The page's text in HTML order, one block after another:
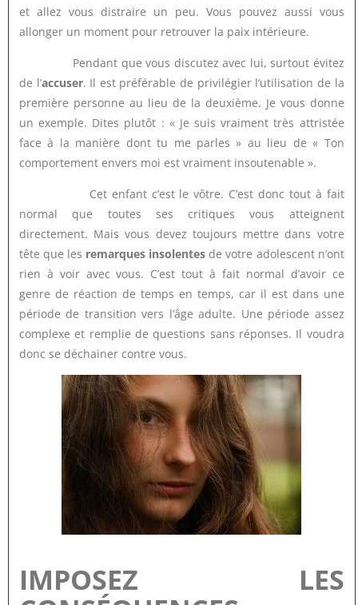
et allez vous distraire un peu. Vous pouvez aussi vous
allonger un moment pour retrouver la paix intérieure.
Pendant que vous discutez avec lui, surtout évitez
de l’accuser. Il est préférable de privilégier l’utilisation de la
première personne au lieu de la deuxième. Je vous donne
un exemple. Dites plutôt : « Je suis vraiment très attristée
face à la manière dont tu me parles » au lieu de « Ton
comportement envers moi est vraiment insoutenable ».
Cet enfant c’est le vôtre. C’est donc tout à fait
normal que toutes ses critiques vous atteignent
directement. Mais vous devez toujours mettre dans votre
tête que les remarques insolentes de votre adolescent n’ont
rien à voir avec vous. C’est tout à fait normal d’avoir ce
genre de réaction de temps en temps, car il est dans une
période de transition vers l’âge adulte. Une période assez
complexe et remplie de questions sans réponses. Il voudra
donc se déchainer contre vous.
IMPOSEZ LES